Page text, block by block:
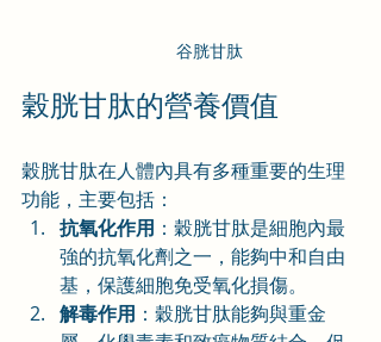
谷胱甘肽
穀胱甘肽的營養價值
穀胱甘肽在人體內具有多種重要的生理
功能，主要包括：
抗氧化作用 ：穀胱甘肽是細胞內最
強的抗氧化劑之一，能夠中和自由
基，保護細胞免受氧化損傷。
解毒作用 ：穀胱甘肽能夠與重金